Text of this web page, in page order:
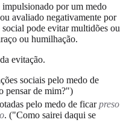
impulsionado por um medo
avaliado negativamente por
pode evitar multidões ou
ou humilhação.
da evitação.
sociais pelo medo de
pensar de mim?")
pelo medo de ficarpreso
. ("Como sairei daqui se